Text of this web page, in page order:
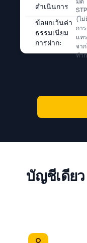
ดำเนินการ
ข้อยกเว้นค่า
ธรรมเนียม
การฝาก:
STP
(ไม่
การ
แท
จา
ทำ
บัญชีเดีย